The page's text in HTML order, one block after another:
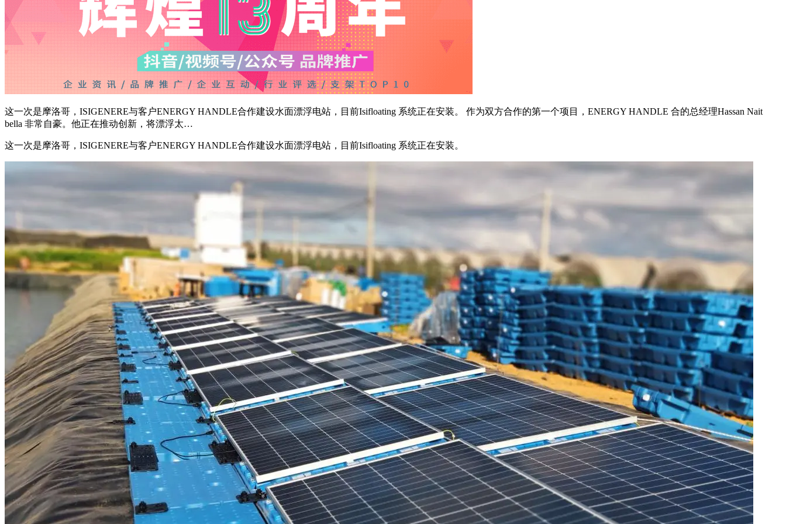
这一次是摩洛哥，ISIGENERE与客户ENERGY HANDLE合作建设水面漂浮电站，目前Isifloating 系统正在安装。 作为双方合作的第一个项目，ENERGY HANDLE 合的总经理Hassan Nait
bella 非常自豪。他正在推动创新，将漂浮太…
这一次是摩洛哥，ISIGENERE与客户ENERGY HANDLE合作建设水面漂浮电站，目前Isifloating 系统正在安装。